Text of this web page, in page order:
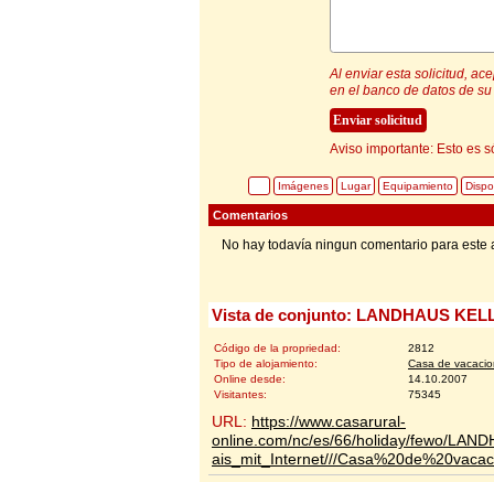
Al enviar esta solicitud,
en el banco de datos de
Aviso importante: Esto es
Imágenes Lugar Equipamiento
Comentarios
No hay todavía ningun comentario para este
Vista de conjunto: LANDHAUS
Código de la propriedad:
2812
Tipo de alojamiento:
Casa de
Online desde:
14.10.2007
Visitantes:
75345
URL: https://www.casarural-
online.com/nc/es/66/holiday/fewo/
ais_mit_Internet///